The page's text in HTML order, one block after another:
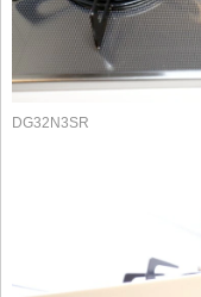
DG32N3SR